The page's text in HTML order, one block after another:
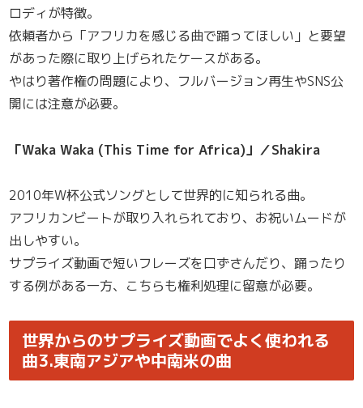
ロディが特徴。
依頼者から「アフリカを感じる曲で踊ってほしい」と要望
があった際に取り上げられたケースがある。
やはり著作権の問題により、フルバージョン再生やSNS公
開には注意が必要。
「Waka Waka (This Time for Africa)」／Shakira
2010年W杯公式ソングとして世界的に知られる曲。
アフリカンビートが取り入れられており、お祝いムードが
出しやすい。
サプライズ動画で短いフレーズを口ずさんだり、踊ったり
する例がある一方、こちらも権利処理に留意が必要。
世界からのサプライズ動画でよく使われる
曲3.東南アジアや中南米の曲